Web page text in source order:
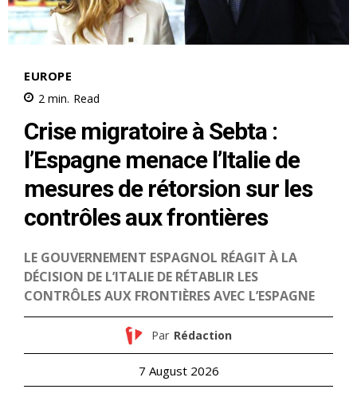
S'ABONNER MAINTENANT
Insight Publications
Nous contacter
Formules d’abonnement